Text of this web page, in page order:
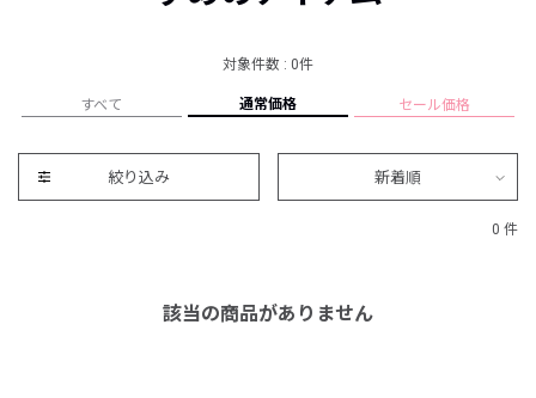
対象件数 : 0件
すべて 通常価格 セール価格
絞り込み 新着順
0 件
該当の商品がありません